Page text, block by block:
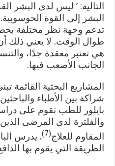
التالية: ’ ليس لدى البشر
البشر إلى القوة
تدعم وجهة نظر مختلفة
طوال الوقت. لا يعني ذلك
هي تعتبر معقدة جدًا،
الجانب الأصعب فيها.
المشاريع البحثية القائمة
شراكة بين الأطباء
بايلور للطب تقوم على
والفلترة لدى المرضى
المقاوم للعلاج(7)
. يدرس
الطريقة التي يقوم بها